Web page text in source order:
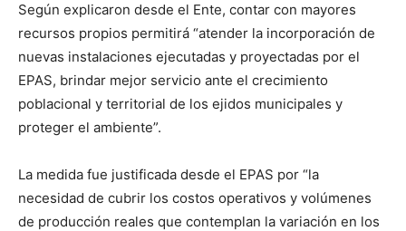
Según explicaron desde el Ente, contar con mayores
recursos propios permitirá “atender la incorporación de
nuevas instalaciones ejecutadas y proyectadas por el
EPAS, brindar mejor servicio ante el crecimiento
poblacional y territorial de los ejidos municipales y
proteger el ambiente”.
La medida fue justificada desde el EPAS por “la
necesidad de cubrir los costos operativos y volúmenes
de producción reales que contemplan la variación en los